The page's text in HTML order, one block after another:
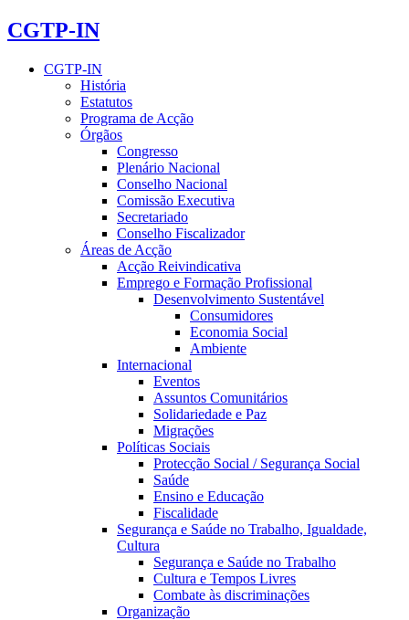
CGTP-IN
CGTP-IN
História
Estatutos
Programa de Acção
Órgãos
Congresso
Plenário Nacional
Conselho Nacional
Comissão Executiva
Secretariado
Conselho Fiscalizador
Áreas de Acção
Acção Reivindicativa
Emprego e Formação Profissional
Desenvolvimento Sustentável
Consumidores
Economia Social
Ambiente
Internacional
Eventos
Assuntos Comunitários
Solidariedade e Paz
Migrações
Políticas Sociais
Protecção Social / Segurança Social
Saúde
Ensino e Educação
Fiscalidade
Segurança e Saúde no Trabalho, Igualdade,
Cultura
Segurança e Saúde no Trabalho
Cultura e Tempos Livres
Combate às discriminações
Organização